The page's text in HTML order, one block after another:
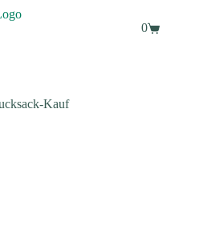
Warenkorb
0
Kauf